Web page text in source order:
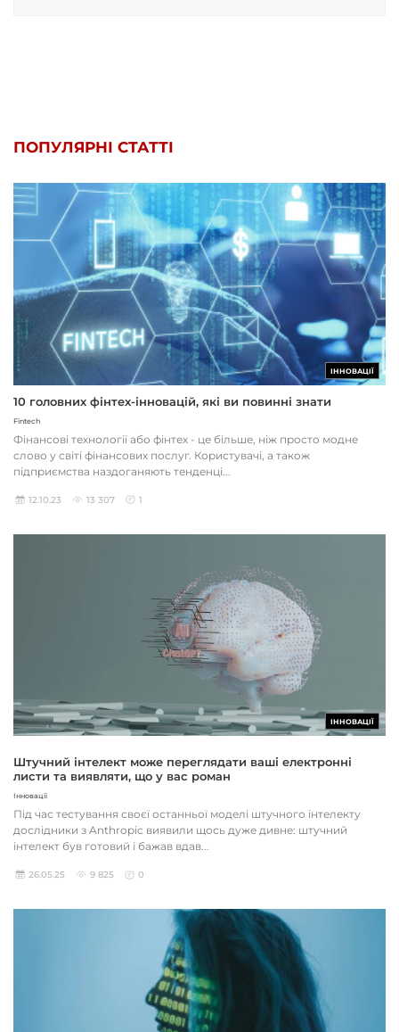
ПОПУЛЯРНІ СТАТТІ
ІННОВАЦІЇ
10 головних фінтех-інновацій, які ви повинні знати
Fintech
Фінансові технології або фінтех - це більше, ніж просто модне
слово у світі фінансових послуг. Користувачі, а також
підприємства наздоганяють тенденці...
12.10.23 13 307 1
ІННОВАЦІЇ
Штучний інтелект може переглядати ваші електронні
листи та виявляти, що у вас роман
Інновації
Під час тестування своєї останньої моделі штучного інтелекту
дослідники з Anthropic виявили щось дуже дивне: штучний
інтелект був готовий і бажав вдав...
26.05.25 9 825 0